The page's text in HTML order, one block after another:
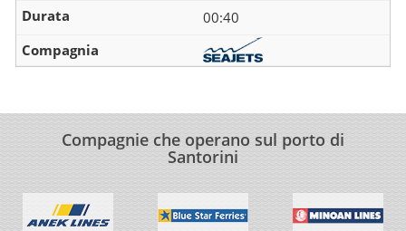
00:40
Compagnie che operano sul porto di
Santorini